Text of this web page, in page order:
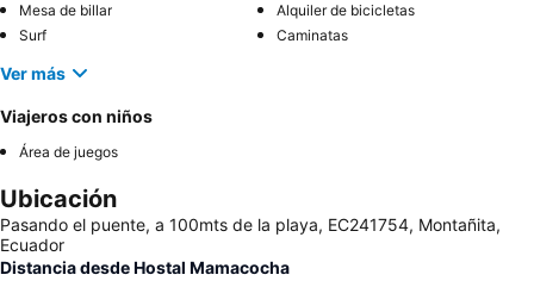
Mesa de billar
Alquiler de bicicletas
Surf
Caminatas
Ver más
Viajeros con niños
Área de juegos
Ubicación
Pasando el puente, a 100mts de la playa, EC241754, Montañita,
Ecuador
Distancia desde Hostal Mamacocha